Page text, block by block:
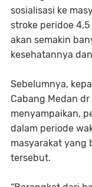
sosialisasi ke
stroke peridoe
akan semakin
kesehatannya
Sebelumnya,
Cabang Medan
menyampaikan,
dalam periode
masyarakat yang
tersebut.